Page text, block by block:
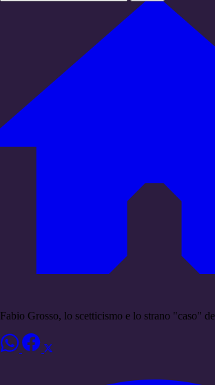
Fabio Grosso, lo scetticismo e lo strano "caso"